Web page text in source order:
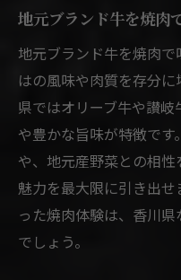
香川県産ブラ
希少部位で楽
焼肉探索で見
焼肉愛好家必
コスパ重視派にも
焼肉をお得に
コスパ重視で
地元ブランド牛を焼肉
地元ブランド牛を焼肉
はの風味や肉質を存分
県ではオリーブ牛や讃
や豊かな旨味が特徴で
や、地元産野菜との相
魅力を最大限に引き出
った焼肉体験は、香川
でしょう。